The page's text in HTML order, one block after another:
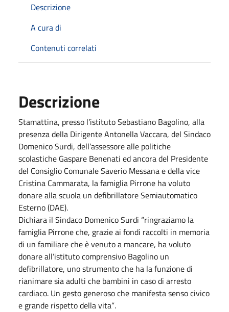
Descrizione
A cura di
Contenuti correlati
Descrizione
Stamattina, presso l’istituto Sebastiano Bagolino, alla
presenza della Dirigente Antonella Vaccara, del Sindaco
Domenico Surdi, dell’assessore alle politiche
scolastiche Gaspare Benenati ed ancora del Presidente
del Consiglio Comunale Saverio Messana e della vice
Cristina Cammarata, la famiglia Pirrone ha voluto
donare alla scuola un defibrillatore Semiautomatico
Esterno (DAE).
Dichiara il Sindaco Domenico Surdi “ringraziamo la
famiglia Pirrone che, grazie ai fondi raccolti in memoria
di un familiare che è venuto a mancare, ha voluto
donare all’istituto comprensivo Bagolino un
defibrillatore, uno strumento che ha la funzione di
rianimare sia adulti che bambini in caso di arresto
cardiaco. Un gesto generoso che manifesta senso civico
e grande rispetto della vita”.